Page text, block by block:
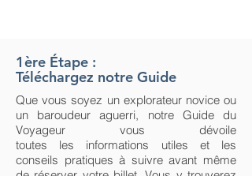
1ère Étape :
Téléchargez notre Guide
Que vous soyez un explorateur novice ou
un baroudeur aguerri, notre Guide du
Voyageur vous dévoile
toutes les informations utiles et les
conseils pratiques à suivre avant même